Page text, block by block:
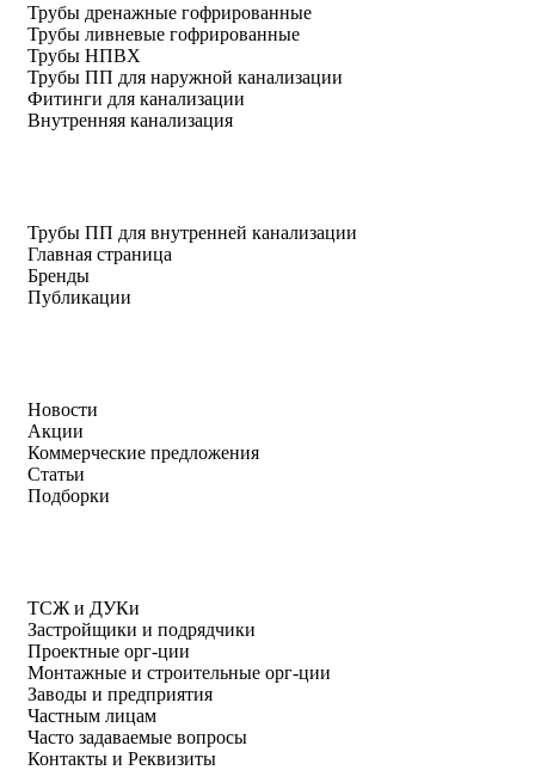
Трубы дренажные гофрированные
Трубы ливневые гофрированные
Трубы НПВХ
Трубы ПП для наружной канализации
Фитинги для канализации
Внутренняя канализация
Трубы ПП для внутренней канализации
Главная страница
Бренды
Публикации
Новости
Акции
Коммерческие предложения
Статьи
Подборки
ТСЖ и ДУКи
Застройщики и подрядчики
Проектные орг-ции
Монтажные и строительные орг-ции
Заводы и предприятия
Частным лицам
Часто задаваемые вопросы
Контакты и Реквизиты